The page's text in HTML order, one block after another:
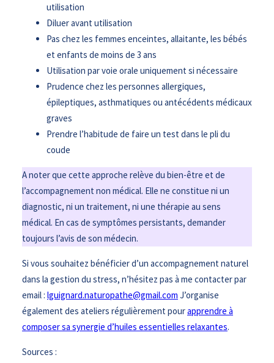
utilisation
Diluer avant utilisation
Pas chez les femmes enceintes, allaitante, les bébés
et enfants de moins de 3 ans
Utilisation par voie orale uniquement si nécessaire
Prudence chez les personnes allergiques,
épileptiques, asthmatiques ou antécédents médicaux
graves
Prendre l’habitude de faire un test dans le pli du
coude
A noter que cette approche relève du bien-être et de
l’accompagnement non médical. Elle ne constitue ni un
diagnostic, ni un traitement, ni une thérapie au sens
médical. En cas de symptômes persistants, demander
toujours l’avis de son médecin.
Si vous souhaitez bénéficier d’un accompagnement naturel
dans la gestion du stress, n’hésitez pas à me contacter par
email : lguignard.naturopathe@gmail.com J’organise
également des ateliers régulièrement pourapprendre à
composer sa synergie d’huiles essentielles relaxantes.
Sources :